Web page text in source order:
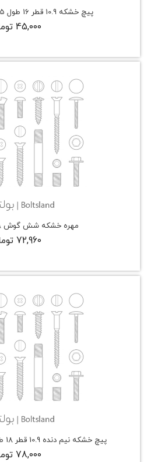
پیچ خشکه 10.9 قطر 16 طول 85 میلیمتر M16*85
45,000 تومان
مهره خشکه شش گوش 8.8 سایز M33
72,960 تومان
پیچ خشکه نیم دنده 10.9 قطر 18 طول 110 میلیمتر M18*110
78,000 تومان